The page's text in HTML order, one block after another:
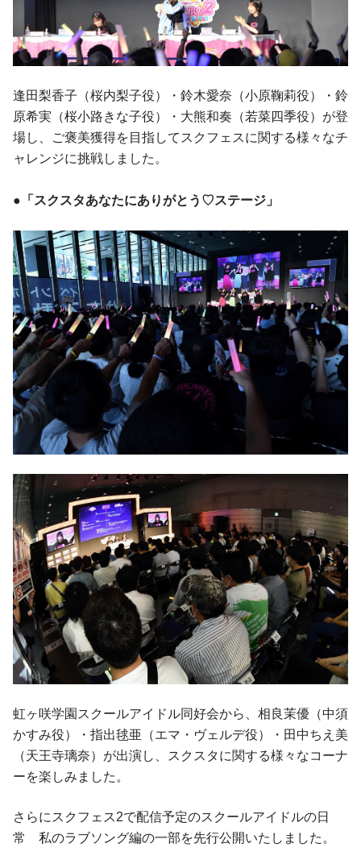
逢田梨香子（桜内梨子役）・鈴木愛奈（小原鞠莉役）・鈴
原希実（桜小路きな子役）・大熊和奏（若菜四季役）が登
場し、ご褒美獲得を目指してスクフェスに関する様々なチ
ャレンジに挑戦しました。
●「スクスタあなたにありがとう♡ステージ」
虹ヶ咲学園スクールアイドル同好会から、相良茉優（中須
かすみ役）・指出毬亜（エマ・ヴェルデ役）・田中ちえ美
（天王寺璃奈）が出演し、スクスタに関する様々なコーナ
ーを楽しみました。
さらにスクフェス2で配信予定のスクールアイドルの日
常 私のラブソング編の一部を先行公開いたしました。